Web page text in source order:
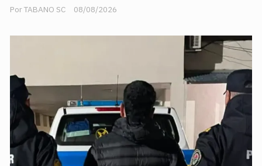
TABANO SC 08/08/2026